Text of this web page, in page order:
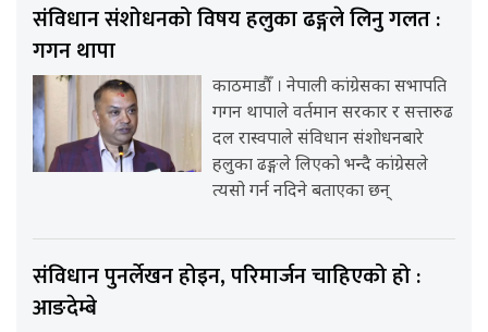
संविधान संशोधनको विषय हलुका ढङ्गले लिनु गलत :
गगन थापा
काठमाडौँ । नेपाली कांग्रेसका सभापति
गगन थापाले वर्तमान सरकार र सत्तारुढ
दल रास्वपाले संविधान संशोधनबारे
हलुका ढङ्गले लिएको भन्दै कांग्रेसले
त्यसो गर्न नदिने बताएका छन्
संविधान पुनर्लेखन होइन, परिमार्जन चाहिएको हो :
आङदेम्बे